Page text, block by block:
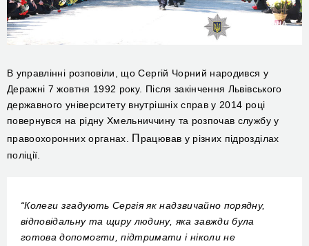
В управлінні розповіли, щоСергій Чорний народився у
Деражні 7 жовтня 1992 року. Після закінчення Львівського
державного університету внутрішніх справ у 2014 році
повернувся на рідну Хмельниччину та розпочав службу у
правоохоронних органах. П рацював у різних підрозділах
поліції.
“Колеги згадують Сергія як надзвичайно порядну,
відповідальну та щиру людину, яка завжди була
готова допомогти, підтримати і ніколи не